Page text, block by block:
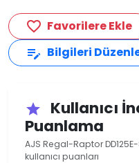
favorite_border Favorilere Ekle
edit_note Bilgileri
star
Kullanıcı
Puanlama
AJS Regal-Raptor
kullanıcı puanları